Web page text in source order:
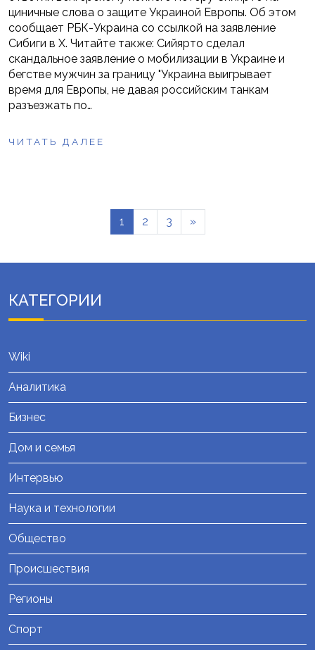
циничные слова о защите Украиной Европы. Об этом
сообщает РБК-Украина со ссылкой на заявление
Сибиги в X. Читайте также: Сийярто сделал
скандальное заявление о мобилизации в Украине и
бегстве мужчин за границу "Украина выигрывает
время для Европы, не давая российским танкам
разъезжать по…
ЧИТАТЬ ДАЛЕЕ
1 2 3 »
КАТЕГОРИИ
Wiki
Аналитика
Бизнес
Дом и семья
Интервью
Наука и технологии
Общество
Происшествия
Регионы
Спорт